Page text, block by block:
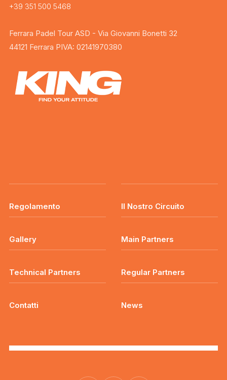
+39 351 500 5468
Ferrara Padel Tour ASD - Via Giovanni Bonetti 32
44121 Ferrara PIVA: 02141970380
Regolamento Il Nostro Circuito
Gallery Main Partners
Technical Partners Regular Partners
Contatti News